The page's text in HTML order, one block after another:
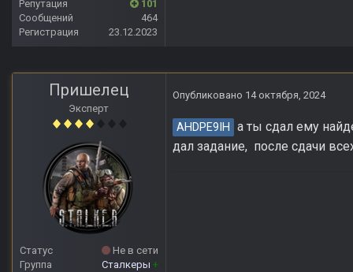
Репутация
101
Сообщений
464
Регистрация
23.12.2023
Пришелец
Эксперт
Статус
Не в сети
Группа
Сталкеры +
Опубликовано 14 октября, 2024
AHDPE9IH
а ты сдал ему
дал задание, после сдачи